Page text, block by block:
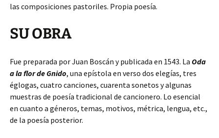
las composiciones pastoriles. Propia poesía.
SU OBRA
Fue preparada por Juan Boscán y publicada en 1543. La Oda
a la flor de Gnido, una epístola en verso dos elegías, tres
églogas, cuatro canciones, cuarenta sonetos y algunas
muestras de poesía tradicional de cancionero. Lo esencial
en cuanto a géneros, temas, motivos, métrica, lengua, etc.,
de la poesía posterior.